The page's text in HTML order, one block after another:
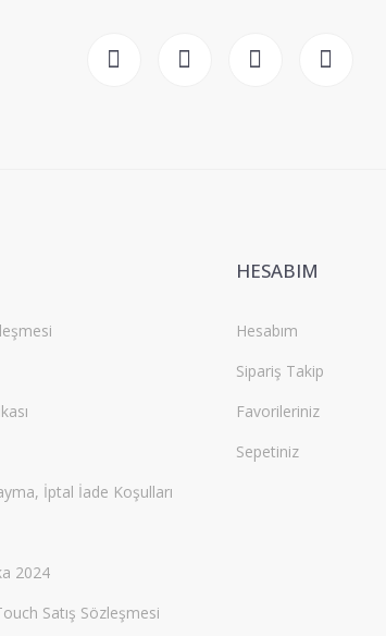
İptal İade Koşulları
2024
Satış Sözleşmesi
HESABIM
Hesabım
Sipariş Takip
Favorileriniz
Sepetiniz